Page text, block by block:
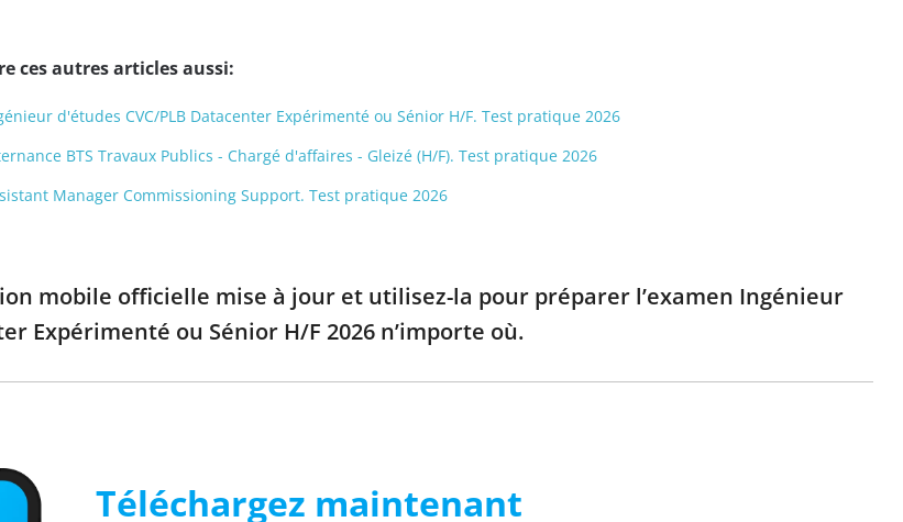
ces autres articles aussi:
d'études CVC/PLB Datacenter Expérimenté ou Sénior H/F. Test pratique 2026
BTS Travaux Publics - Chargé d'affaires - Gleizé (H/F). Test pratique 2026
Manager Commissioning Support. Test pratique 2026
mobile officielle mise à jour et utilisez-la pour préparer l’examen Ingénieur
Expérimenté ou Sénior H/F 2026 n’importe où.
Téléchargez maintenant